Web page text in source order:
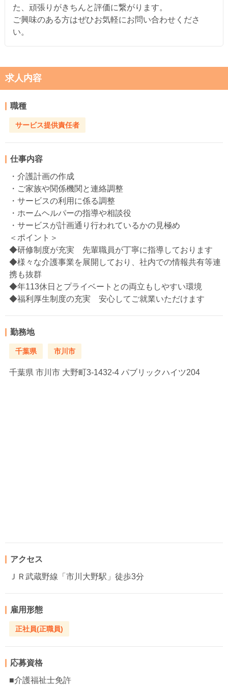
た、頑張りがきちんと評価に繋がります。
ご興味のある方はぜひお気軽にお問い合わせくださ
い。
求人内容
職種
サービス提供責任者
仕事内容
・介護計画の作成
・ご家族や関係機関と連絡調整
・サービスの利用に係る調整
・ホームヘルパーの指導や相談役
・サービスが計画通り行われているかの見極め
＜ポイント＞
◆研修制度が充実 先輩職員が丁寧に指導しております
◆様々な介護事業を展開しており、社内での情報共有等連
携も抜群
◆年113休日とプライベートとの両立もしやすい環境
◆福利厚生制度の充実 安心してご就業いただけます
勤務地
千葉県 市川市
千葉県 市川市 大野町3-1432-4 パブリックハイツ204
アクセス
ＪＲ武蔵野線「市川大野駅」徒歩3分
雇用形態
正社員(正職員)
応募資格
■介護福祉士免許